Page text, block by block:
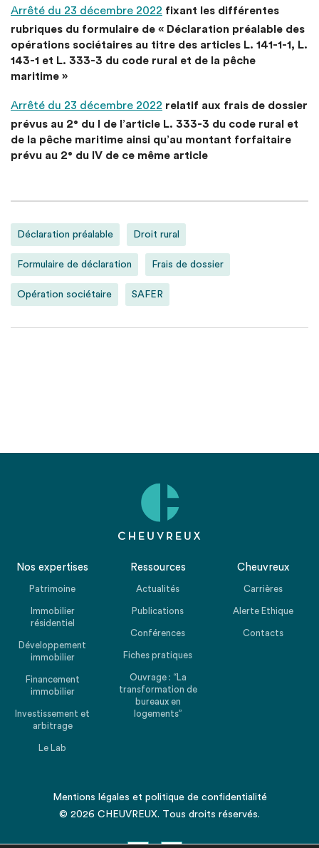
Arrêté du 23 décembre 2022 fixant les différentes
rubriques du formulaire de « Déclaration préalable des
opérations sociétaires au titre des articles L. 141-1-1, L.
143-1 et L. 333-3 du code rural et de la pêche
maritime »
Arrêté du 23 décembre 2022 relatif aux frais de dossier
prévus au 2° du I de l’article L. 333-3 du code rural et
de la pêche maritime ainsi qu’au montant forfaitaire
prévu au 2° du IV de ce même article
Déclaration préalable Droit rural
Formulaire de déclaration Frais de dossier
Opération sociétaire SAFER
Nos expertises
Patrimoine
Immobilier
résidentiel
Développement
immobilier
Financement
immobilier
Investissement et
arbitrage
Le Lab
Ressources
Actualités
Publications
Conférences
Fiches pratiques
Ouvrage : “La
transformation de
bureaux en
logements”
Cheuvreux
Carrières
Alerte Ethique
Contacts
Mentions légales et politique de confidentialité
© 2026 CHEUVREUX. Tous droits réservés.